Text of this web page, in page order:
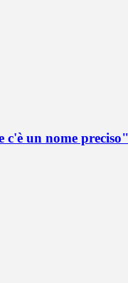
un nome preciso"